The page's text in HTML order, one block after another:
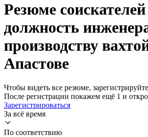
Резюме
должность
производству
Апастове
Чтобы видеть все резюме,
После регистрации покажем ещё 1 и
Зарегистрироваться
За всё время
По соответствию